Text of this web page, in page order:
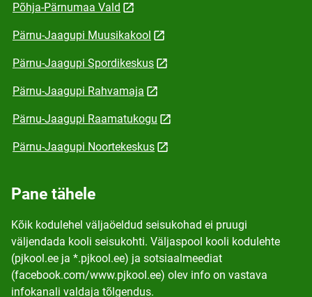
Põhja-Pärnumaa Vald
Pärnu-Jaagupi Muusikakool
Pärnu-Jaagupi Spordikeskus
Pärnu-Jaagupi Rahvamaja
Pärnu-Jaagupi Raamatukogu
Pärnu-Jaagupi Noortekeskus
Pane tähele
Kõik kodulehel väljaöeldud seisukohad ei pruugi
väljendada kooli seisukohti. Väljaspool kooli kodulehte
(pjkool.ee ja *.pjkool.ee) ja sotsiaalmeediat
(facebook.com/www.pjkool.ee) olev info on vastava
infokanali valdaja tõlgendus.